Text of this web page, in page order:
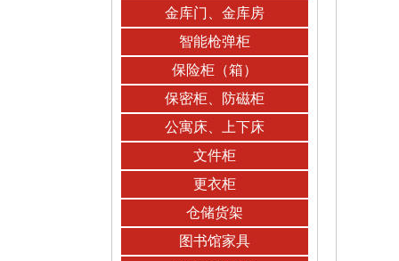
金库门、金库房
智能枪弹柜
保险柜（箱）
保密柜、防磁柜
公寓床、上下床
文件柜
更衣柜
仓储货架
图书馆家具